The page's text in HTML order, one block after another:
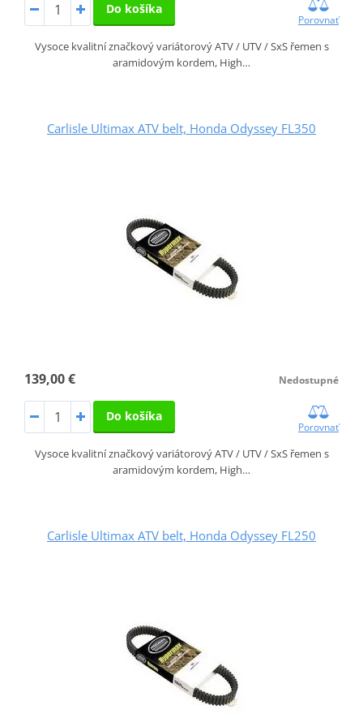
Do košíka
Porovnať
Vysoce kvalitní značkový variátorový ATV / UTV / SxS řemen s
aramidovým kordem, High…
Carlisle Ultimax ATV belt, Honda Odyssey FL350
139,00 € Nedostupné
Do košíka
Porovnať
Vysoce kvalitní značkový variátorový ATV / UTV / SxS řemen s
aramidovým kordem, High…
Carlisle Ultimax ATV belt, Honda Odyssey FL250